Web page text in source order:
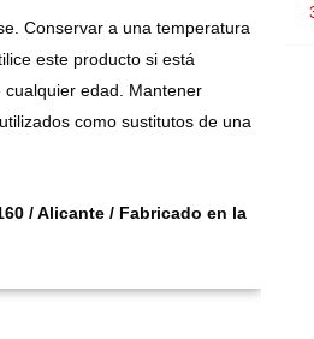
Conservar a una temperatura
este producto si está
edad. Mantener
como sustitutos de una
/ Alicante / Fabricado en la